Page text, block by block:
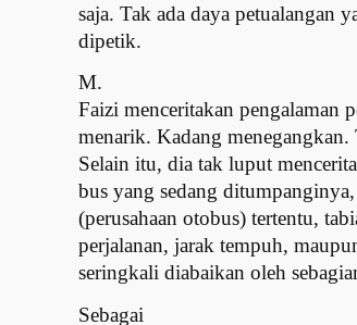
saja. Tak ada daya petualangan
dipetik.
M.
Faizi menceritakan pengalaman
menarik. Kadang
Selain itu, dia tak luput
bus yang sedang
(perusahaan otobus) tertentu,
perjalanan, jarak tempuh,
seringkali diabaikan oleh
Sebagai